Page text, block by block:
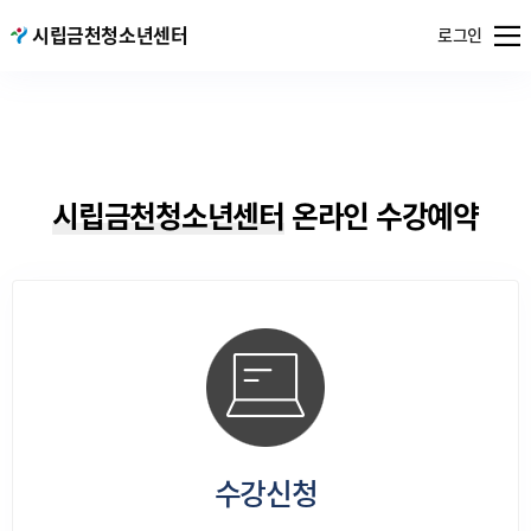
서울특별시
시립금천청소년센터 로그인열기
시립금천청소년센터 온라인 수강예약
수강신청